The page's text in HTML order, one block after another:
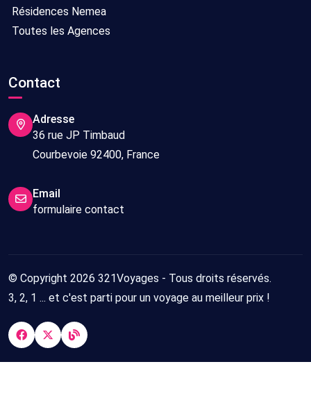
Résidences Nemea
Toutes les Agences
Contact
Adresse
36 rue JP Timbaud
Courbevoie 92400, France
Email
formulaire contact
© Copyright 2026 321Voyages - Tous droits réservés.
3, 2, 1 ... et c'est parti pour un voyage au meilleur prix !